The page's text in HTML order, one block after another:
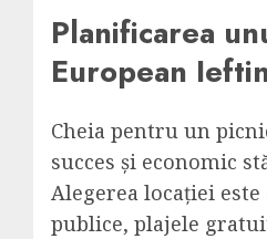
Planificarea
European
Cheia pentru un
succes și economic
Alegerea locației
publice, plajele